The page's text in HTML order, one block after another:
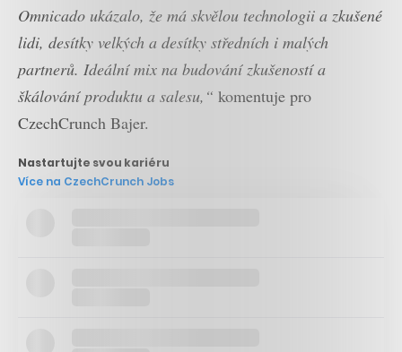
Omnicado ukázalo, že má skvělou technologii a zkušené
lidi, desítky velkých a desítky středních i malých
partnerů. Ideální mix na budování zkušeností a
škálování produktu a salesu,“ komentuje pro
CzechCrunch Bajer.
Nastartujte svou kariéru
Více na CzechCrunch Jobs